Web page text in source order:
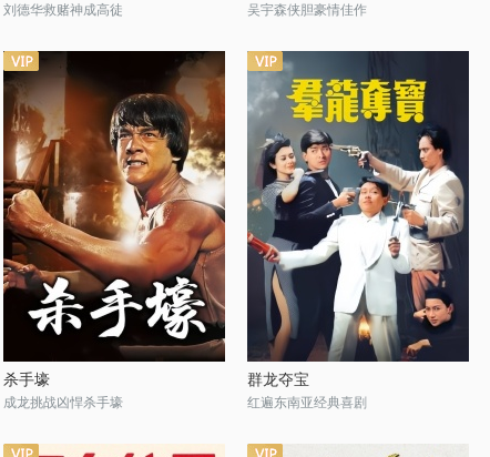
刘德华救赌神成高徒 吴宇森侠胆豪情佳作
杀手壕
成龙挑战凶悍杀手壕
群龙夺宝
红遍东南亚经典喜剧